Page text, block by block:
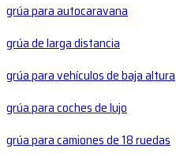
grúa para autocaravana
grúa de larga distancia
grúa para vehículos de baja altura
grúa para coches de lujo
grúa para camiones de 18 ruedas